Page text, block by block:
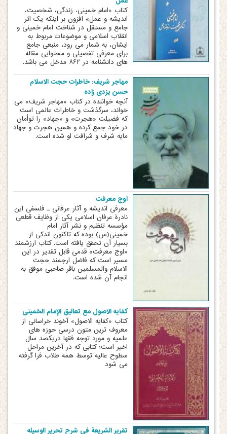
کتاب «امام خمینی، زندگی، شخصیت،
اندیشه و عمل» افزون بر اینکه یک اثر
جامع و مستقل در شناخت امام خمینی و
انقلاب اسلامی و موضوعات مربوط به
ایشان، به شمار می رود، منبعی جامع
برای معرفی تفصیلی و محتوایی مقاله
های دانشنامه در ۸۶۲ مدخل می باشد.
مهاجر شریف: خاطرات حجت الاسلام
حسن یزدی زاده
آنچه خواننده در کتاب «مهاجر شریف» می
خواند، سرگذشت و خاطرات عالمی است
که فضیلت «هجرت» و «جهاد» را توأمان
در خود جمع کرده و همین هجرت و جهاد
مایه شرف و شرافت او شده است.
اوج معرفت
معرفی اندیشه و آثار عرفانی ـ فلسفی این
نادرة عرفان اسلامی یکی از وظایف قطعی
مؤسسه تنظیم و نشر آثار امام
خمینی(س) بوده که تاکنون اندکی از
بسیار آن تحقق یافته است. کتاب ارزشمند
«اوج معرفت» قدمی قابل تقدیر در این
مسیر است که فاضل ارجمند حجت
الاسلام والمسلمین باقر صاحبی موفق به
انجام آن شده است.
کفایه الاصول مع تعالیق الإمام الخمینی
کتاب «کفایه الاصول» آخوند خراسانی از
معروف ترین متون درسی حوزه های
علمیه و مورد توجه فقها دریکصد سال
اخیر است؛ کتابی که در آخرین مراحل
سطوح عالیه توسط همه طلاب فرا گرفته
می شود
تقریر الشریعة فی شرح تحریر الوسیله